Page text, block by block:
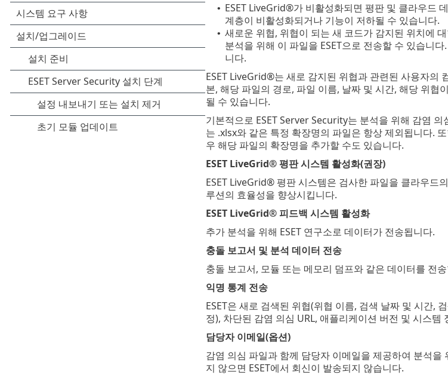
• ESET LiveGrid®가 비활성화되면 평판 및 클라우드
계층이 비활성화되거나 기능이 저하될 수 있습니다.
• 새로운 위협, 위협이 되는 새 코드가 감지된 위치에
분석을 위해 이 파일을 ESET으로 전송할 수 있습니
니다.
ESET LiveGrid®는 새로 감지된 위협과 관련된 사용자의
본, 해당 파일의 경로, 파일 이름, 날짜 및 시간, 해당 위
될 수 있습니다.
기본적으로 ESET Server Security는 분석을 위해 감염
는 .xlsx와 같은 특정 확장명의 파일은 항상 제외됩니다.
우 해당 파일의 확장명을 추가할 수도 있습니다.
ESET LiveGrid® 평판 시스템 활성화(권장)
ESET LiveGrid® 평판 시스템은 검사한 파일을 클라우드
루션의 효율성을 향상시킵니다.
ESET LiveGrid® 피드백 시스템 활성화
추가 분석을 위해 ESET 연구소로 데이터가 전송됩니다.
충돌 보고서 및 분석 데이터 전송
충돌 보고서, 모듈 또는 메모리 덤프와 같은 데이터를 전
익명 통계 전송
ESET은 새로 검색된 위협(위협 이름, 검색 날짜 및 시간,
정), 차단된 감염 의심 URL, 애플리케이션 버전 및 시스
담당자 이메일(옵션)
감염 의심 파일과 함께 담당자 이메일을 제공하여 분석
지 않으면 ESET에서 회신이 발송되지 않습니다.